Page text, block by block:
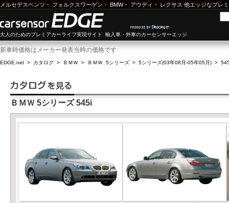
メルセデスベンツ ・ フォルクスワーゲン ・ BMW・ アウディ ・ レクサス 他エッジなプレ
大人のためのプレミアカーライフ実現サイト 輸入車・外車のカーセンサーエッジ
新車時価格はメーカー発表当時の価格です
EDGE.net > カタログ > ＢＭＷ > ＢＭＷ 5シリーズ > 5シリーズ(03年08月-05年05月) >
ＢＭＷ 5シリーズ 545i